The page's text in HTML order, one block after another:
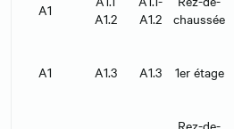
A1
A1.2
A1.2
chaussée
A1 A1.3 A1.3 1er étage
Rez-de-